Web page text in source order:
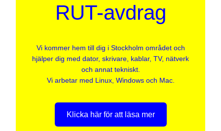
RUT-avdrag
Vi kommer hem till dig i Stockholm området och
hjälper dig med dator, skrivare, kablar, TV, nätverk
och annat tekniskt.
Vi arbetar med Linux, Windows och Mac.
Klicka här för att läsa mer